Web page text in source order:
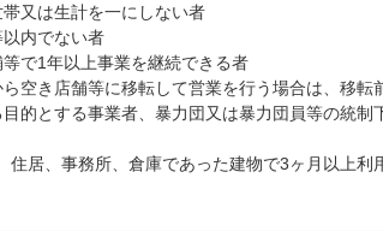
帯又は生計を一にしない者
以内でない者
で1年以上事業を継続できる者
ら空き店舗等に移転して営業を行う場合は、移
目的とする事業者、暴力団又は暴力団員等の統制
居、事務所、倉庫であった建物で3ヶ月以上利